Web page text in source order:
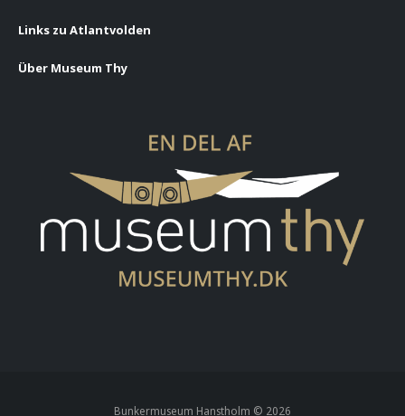
Links zu Atlantvolden
Über Museum Thy
Bunkermuseum Hanstholm © 2026